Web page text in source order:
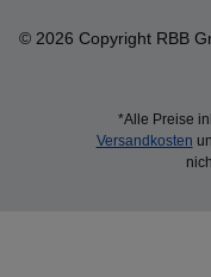
© 2026 Copyright RBB
*Alle Preise
Versandkosten